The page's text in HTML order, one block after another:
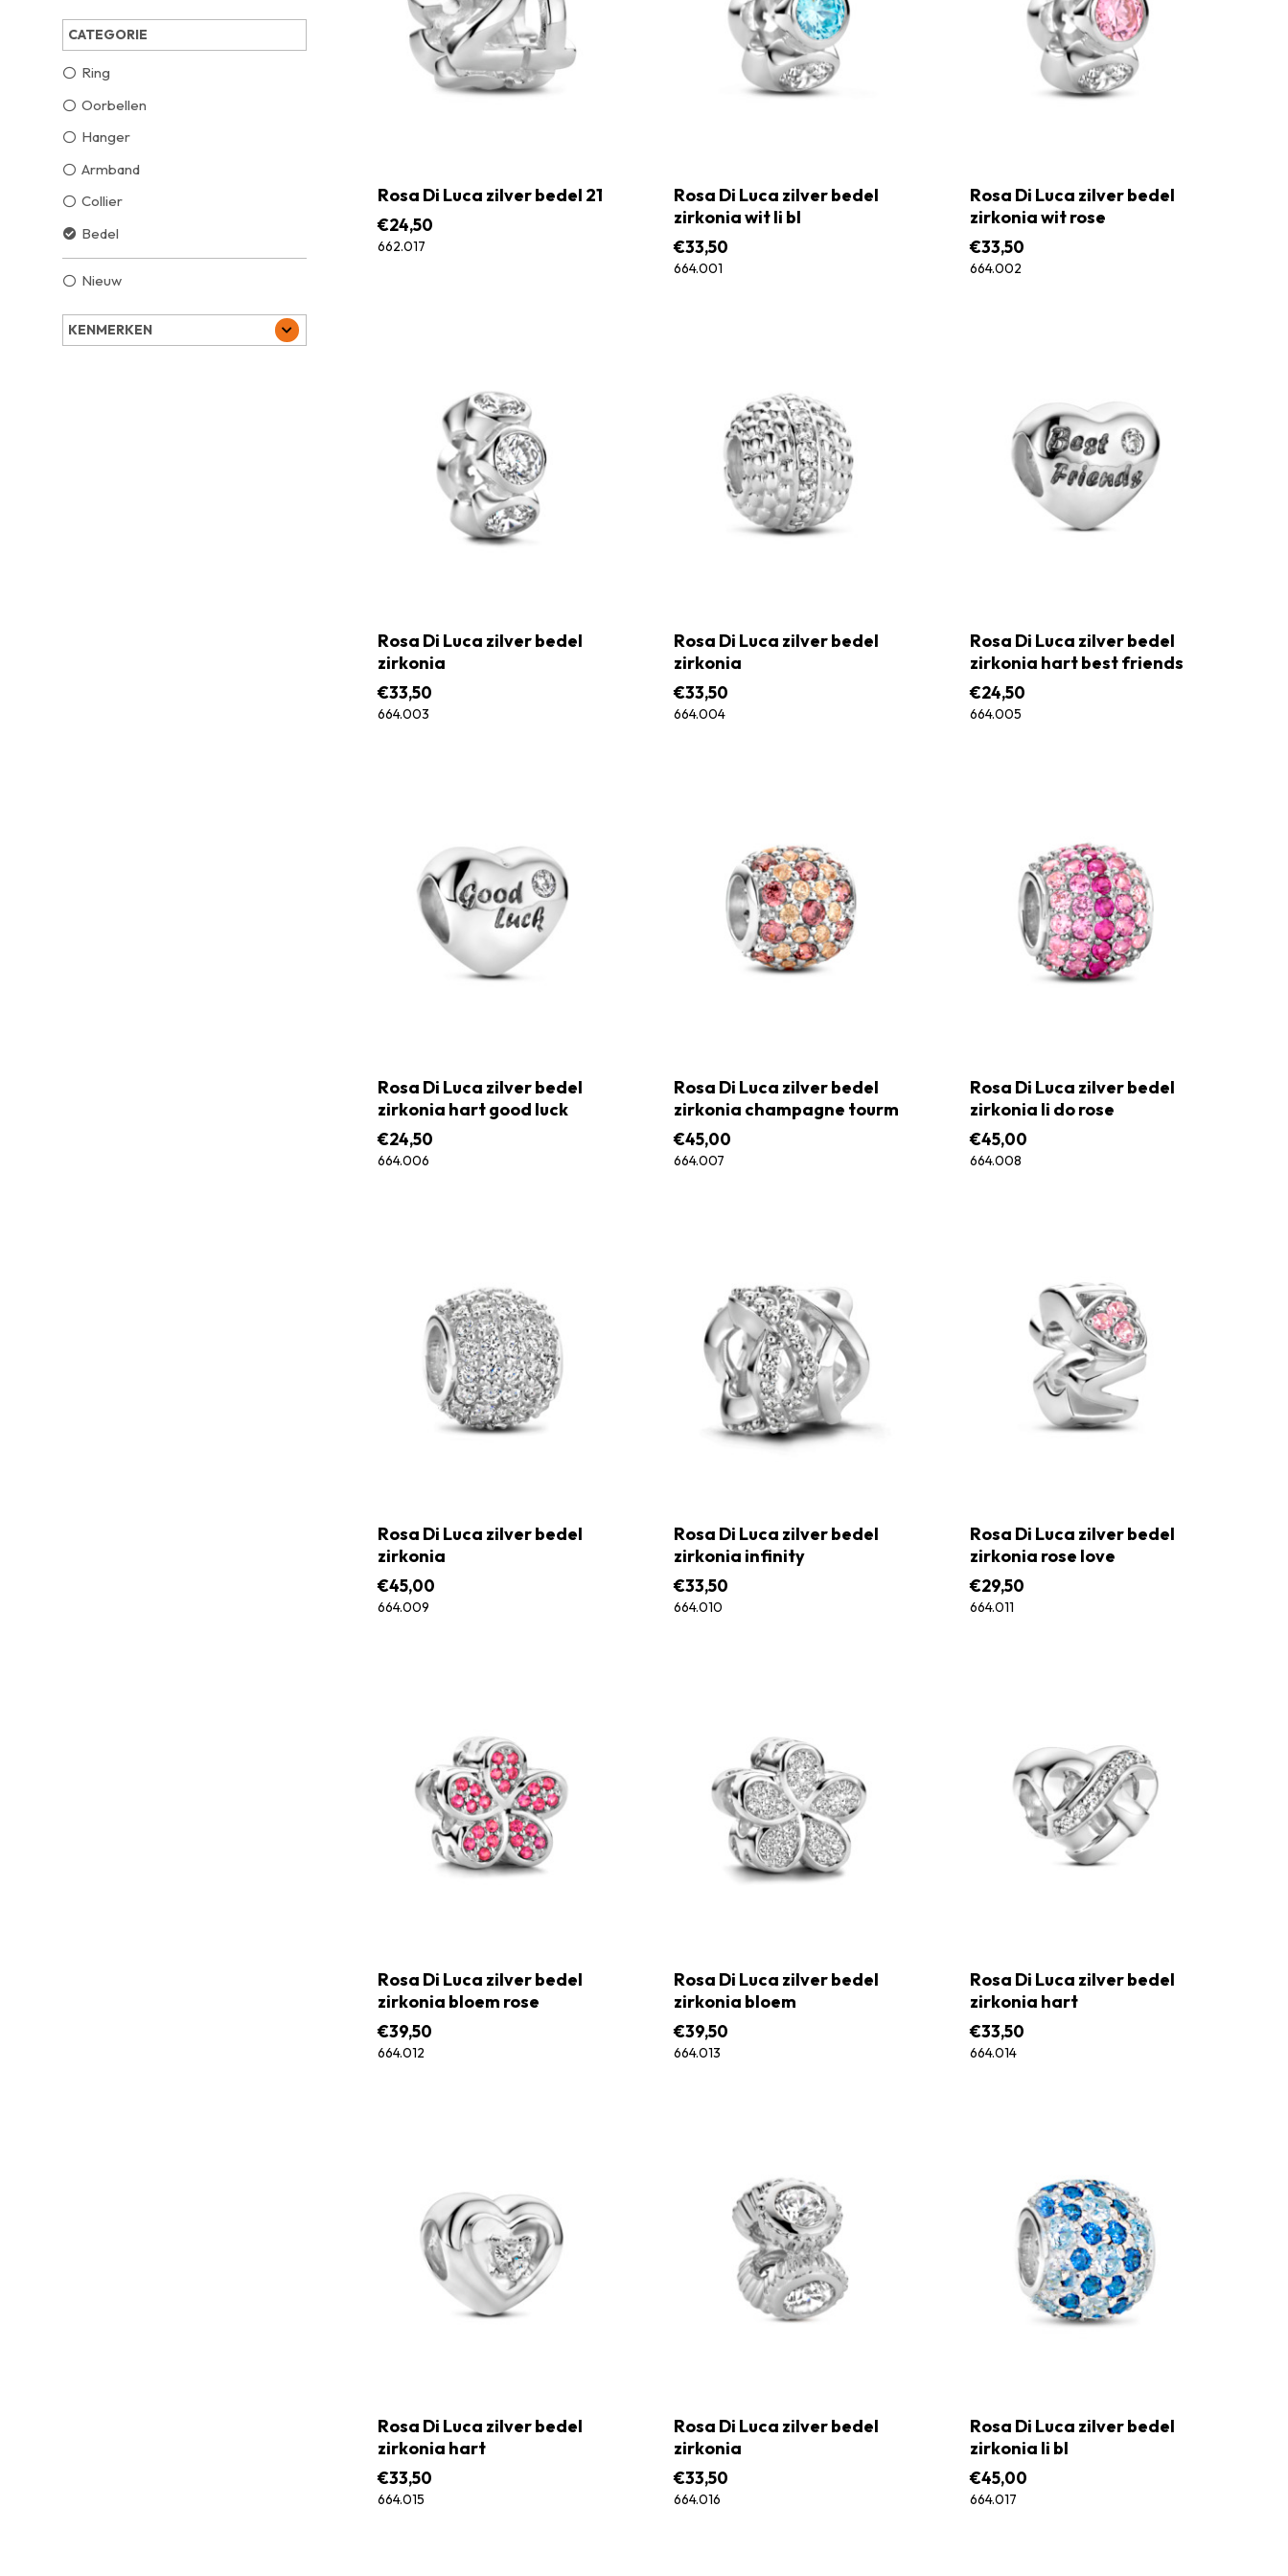
CATEGORIE
Ring
Oorbellen
Hanger
Armband
Collier
Bedel
Nieuw
KENMERKEN
Rosa Di Luca zilver bedel 21
€24,50
662.017
Rosa Di Luca zilver bedel
zirkonia wit li bl
€33,50
664.001
Rosa Di Luca zilver bedel
zirkonia wit rose
€33,50
664.002
Rosa Di Luca zilver bedel
zirkonia
€33,50
664.003
Rosa Di Luca zilver bedel
zirkonia
€33,50
664.004
Rosa Di Luca zilver bedel
zirkonia hart best friends
€24,50
664.005
Rosa Di Luca zilver bedel
zirkonia hart good luck
€24,50
664.006
Rosa Di Luca zilver bedel
zirkonia champagne tourm
€45,00
664.007
Rosa Di Luca zilver bedel
zirkonia li do rose
€45,00
664.008
Rosa Di Luca zilver bedel
zirkonia
€45,00
664.009
Rosa Di Luca zilver bedel
zirkonia infinity
€33,50
664.010
Rosa Di Luca zilver bedel
zirkonia rose love
€29,50
664.011
Rosa Di Luca zilver bedel
zirkonia bloem rose
€39,50
664.012
Rosa Di Luca zilver bedel
zirkonia bloem
€39,50
664.013
Rosa Di Luca zilver bedel
zirkonia hart
€33,50
664.014
Rosa Di Luca zilver bedel
zirkonia hart
€33,50
664.015
Rosa Di Luca zilver bedel
zirkonia
€33,50
664.016
Rosa Di Luca zilver bedel
zirkonia li bl
€45,00
664.017